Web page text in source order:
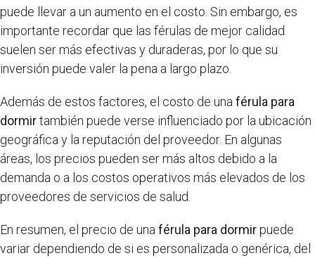
puede llevar a un aumento en el costo. Sin embargo, es
importante recordar que las férulas de mejor calidad
suelen ser más efectivas y duraderas, por lo que su
inversión puede valer la pena a largo plazo.
Además de estos factores, el costo de una férula para
dormirtambién puede verse influenciado por la ubicación
geográfica y la reputación del proveedor. En algunas
áreas, los precios pueden ser más altos debido a la
demanda o a los costos operativos más elevados de los
proveedores de servicios de salud.
En resumen, el precio de una férula para dormirpuede
variar dependiendo de si es personalizada o genérica, del